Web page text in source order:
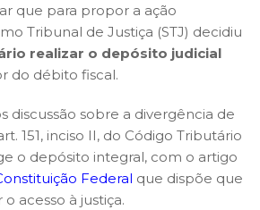
que para propor a ação
Tribunal de Justiça (STJ) decidiu
realizar o depósito judicial
do débito fiscal.
discussão sobre a divergência de
151, inciso II, do Código Tributário
o depósito integral, com o artigo
Federal que dispõe que
acesso à justiça.